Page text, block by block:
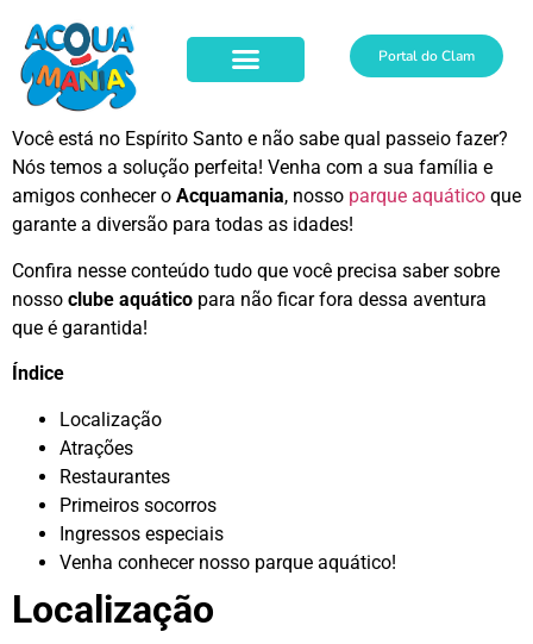
Portal do Clam
Você está no Espírito Santo e não sabe qual passeio fazer?
Nós temos a solução perfeita! Venha com a sua família e
amigos conhecer o Acquamania, nosso parque aquático que
garante a diversão para todas as idades!
Confira nesse conteúdo tudo que você precisa saber sobre
nosso clube aquático para não ficar fora dessa aventura
que é garantida!
Índice
Localização
Atrações
Restaurantes
Primeiros socorros
Ingressos especiais
Venha conhecer nosso parque aquático!
Localização